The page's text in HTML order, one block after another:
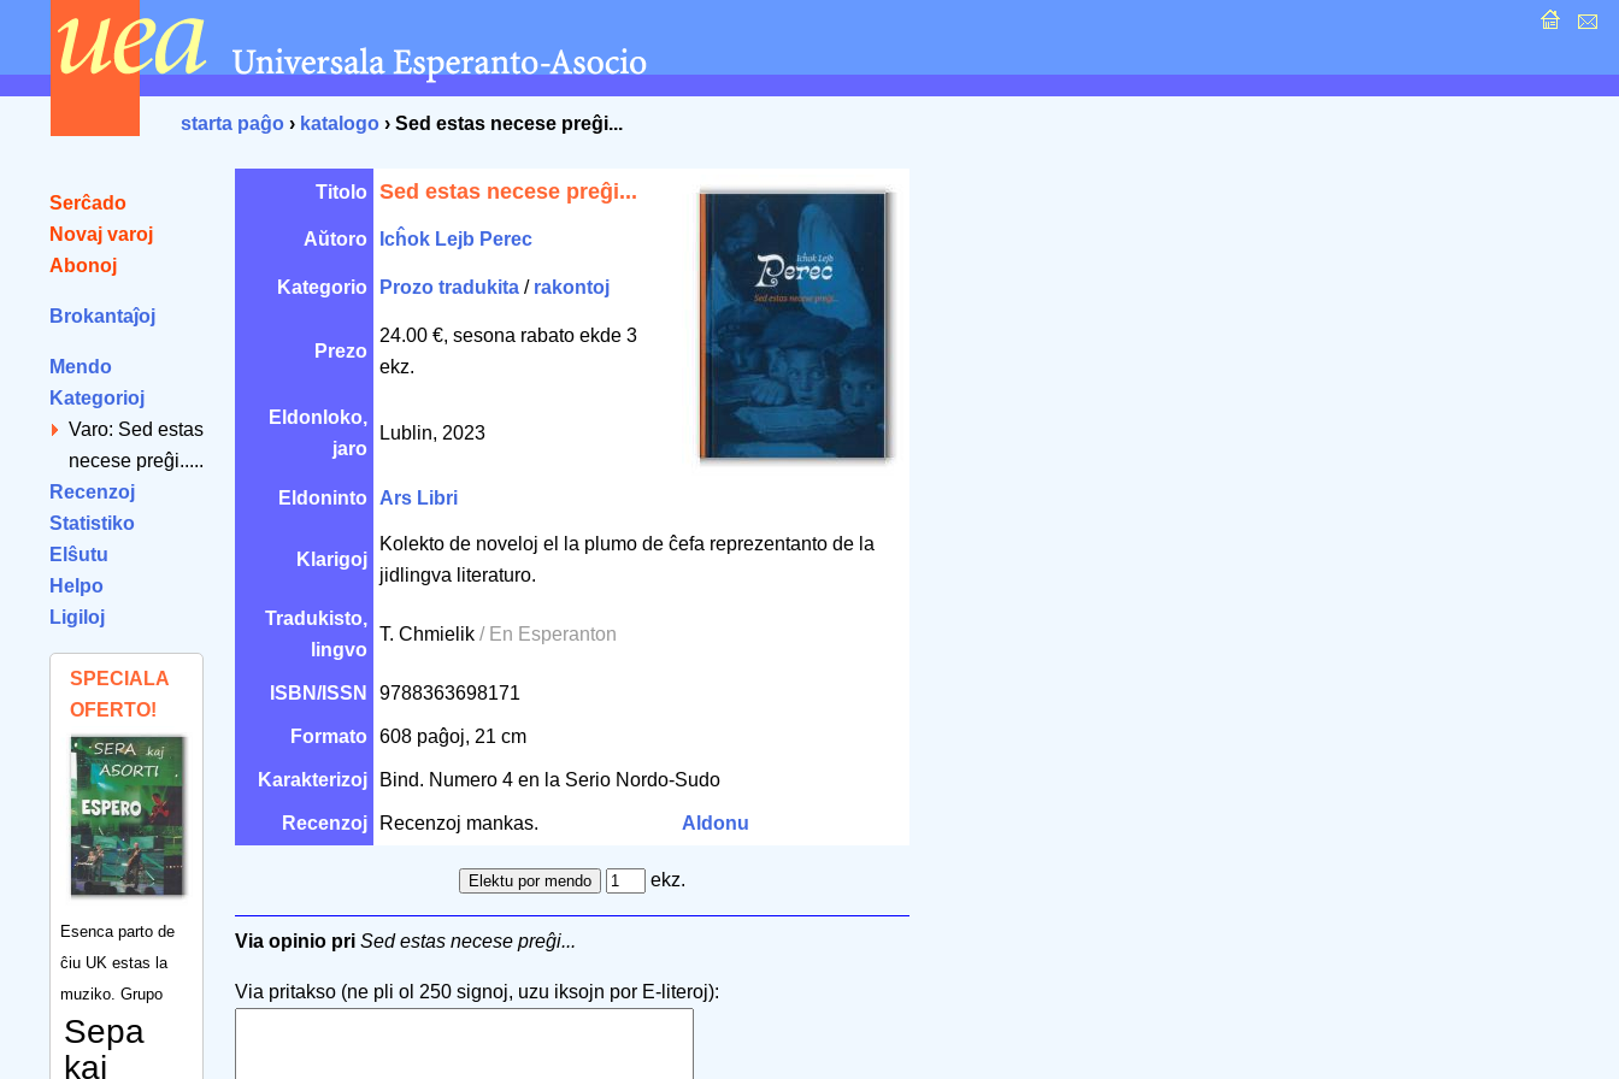
starta paĝo › katalogo › Sed estas necese preĝi...
Serĉado
Novaj varoj
Abonoj
Brokantaĵoj
Mendo
Kategorioj
Varo: Sed estas
necese preĝi.....
Recenzoj
Statistiko
Elŝutu
Helpo
Ligiloj
SPECIALA
OFERTO!
Esenca parto de
ĉiu UK estas la
muziko. Grupo
Sepa
kaj
Titolo Sed estas necese preĝi...
Aŭtoro Icĥok Lejb Perec
Kategorio Prozo tradukita / rakontoj
Prezo
24.00 €, sesona rabato ekde 3
ekz.
Eldonloko,
jaro
Lublin, 2023
Eldoninto Ars Libri
Klarigoj
Kolekto de noveloj el la plumo de ĉefa reprezentanto de la
jidlingva literaturo.
Tradukisto,
lingvo
T. Chmielik / En Esperanton
ISBN/ISSN 9788363698171
Formato 608 paĝoj, 21 cm
Karakterizoj Bind. Numero 4 en la Serio Nordo-Sudo
Recenzoj Recenzoj mankas. Aldonu
ekz.
Via opinio pri Sed estas necese preĝi...
Via pritakso (ne pli ol 250 signoj, uzu iksojn por E-literoj):